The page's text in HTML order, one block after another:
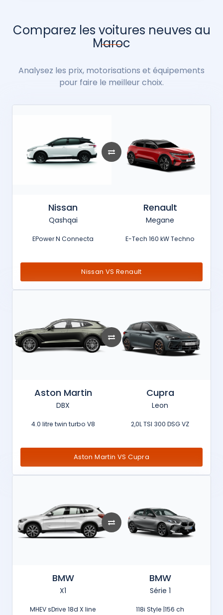
Comparez les voitures neuves au
Maroc
Analysez les prix, motorisations et équipements
pour faire le meilleur choix.
Nissan
Qashqai
EPower N Connecta
Renault
Megane
E-Tech 160 kW Techno
Nissan VS Renault
Aston Martin
DBX
4.0 litre twin turbo V8
Cupra
Leon
2,0L TSI 300 DSG VZ
Aston Martin VS Cupra
BMW
X1
MHEV sDrive 18d X line
BMW
Série 1
118i Style |156 ch